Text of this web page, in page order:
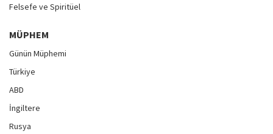
Felsefe ve Spiritüel
MÜPHEM
Günün Müphemi
Türkiye
ABD
İngiltere
Rusya